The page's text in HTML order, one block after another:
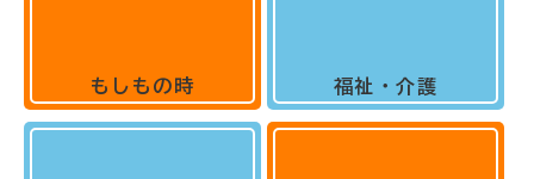
もしもの時 福祉・介護